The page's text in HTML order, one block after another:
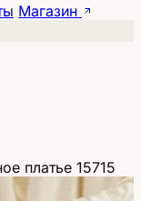
Магазин
платье 15715